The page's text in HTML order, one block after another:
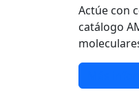
Actúe con
catálogo